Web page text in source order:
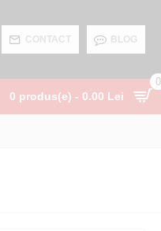
CONTACT BLOG
0 produs(e) - 0.00 Lei
0